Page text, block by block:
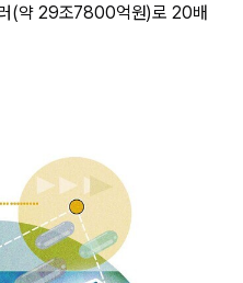
(약 29조7800억원)로 20배